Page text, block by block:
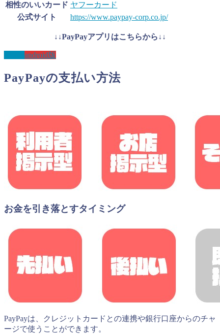
相性のいいカード ヤフーカード
公式サイト
https://www.paypay-corp.co.jp/
↓↓PayPayアプリはこちらから↓↓
android版
PayPayの支払い方法
お金を引き落とすタイミング
PayPayは、クレジットカードとの連携や銀行口座からのチャ
ージで使うことができます。